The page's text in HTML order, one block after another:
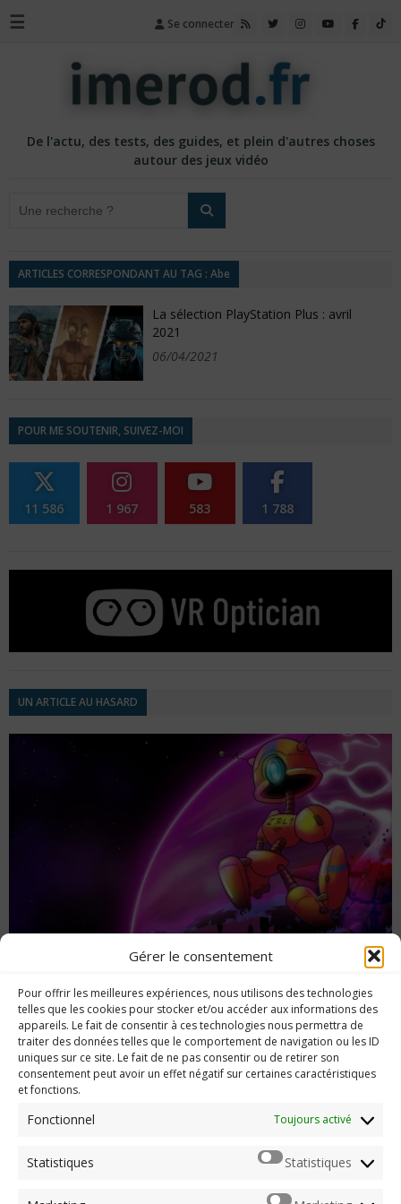
Gérer le consentement
Pour offrir les meilleures expériences, nous utilisons des technologies
telles que les cookies pour stocker et/ou accéder aux informations des
appareils. Le fait de consentir à ces technologies nous permettra de
traiter des données telles que le comportement de navigation ou les ID
uniques sur ce site. Le fait de ne pas consentir ou de retirer son
consentement peut avoir un effet négatif sur certaines caractéristiques
et fonctions.
Fonctionnel Toujours activé
Statistiques Statistiques
☰ Se connecter
De l'actu, des tests, des guides, et plein d'autres choses
autour des jeux vidéo
ARTICLES CORRESPONDANT AU TAG : Abe
La sélection PlayStation Plus : avril
2021
06/04/2021
POUR ME SOUTENIR, SUIVEZ-MOI
11 586 1 967 583 1 788
UN ARTICLE AU HASARD
réalité ?
Imerod.fr est un site traitant de l'univers du jeu vidéo. Toute
reproduction partielle ou complète sans autorisation préalable
Mentions légales